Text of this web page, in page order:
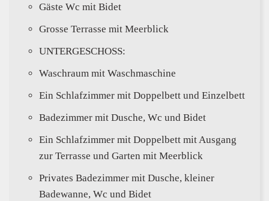
Gäste Wc mit Bidet
Grosse Terrasse mit Meerblick
UNTERGESCHOSS:
Waschraum mit Waschmaschine
Ein Schlafzimmer mit Doppelbett und Einzelbett
Badezimmer mit Dusche, Wc und Bidet
Ein Schlafzimmer mit Doppelbett mit Ausgang
zur Terrasse und Garten mit Meerblick
Privates Badezimmer mit Dusche, kleiner
Badewanne, Wc und Bidet